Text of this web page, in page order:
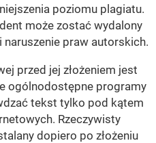
poziomu plagiatu.
może zostać wydalony
praw autorskich.
przed jej złożeniem jest
ogólnodostępne programy
tekst tylko pod kątem
Rzeczywisty
dopiero po złożeniu